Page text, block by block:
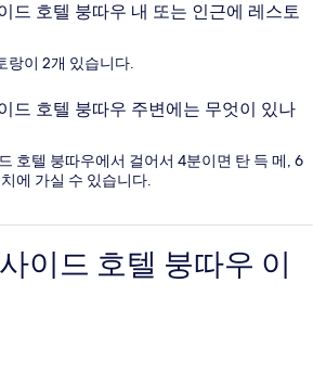
드 호텔 붕따우 내 또는 인근에 레스토
랑이 2개 있습니다.
드 호텔 붕따우 주변에는 무엇이 있나
호텔 붕따우에서 걸어서 4분이면 탄 득 메, 6
에 가실 수 있습니다.
이드 호텔 붕따우 이